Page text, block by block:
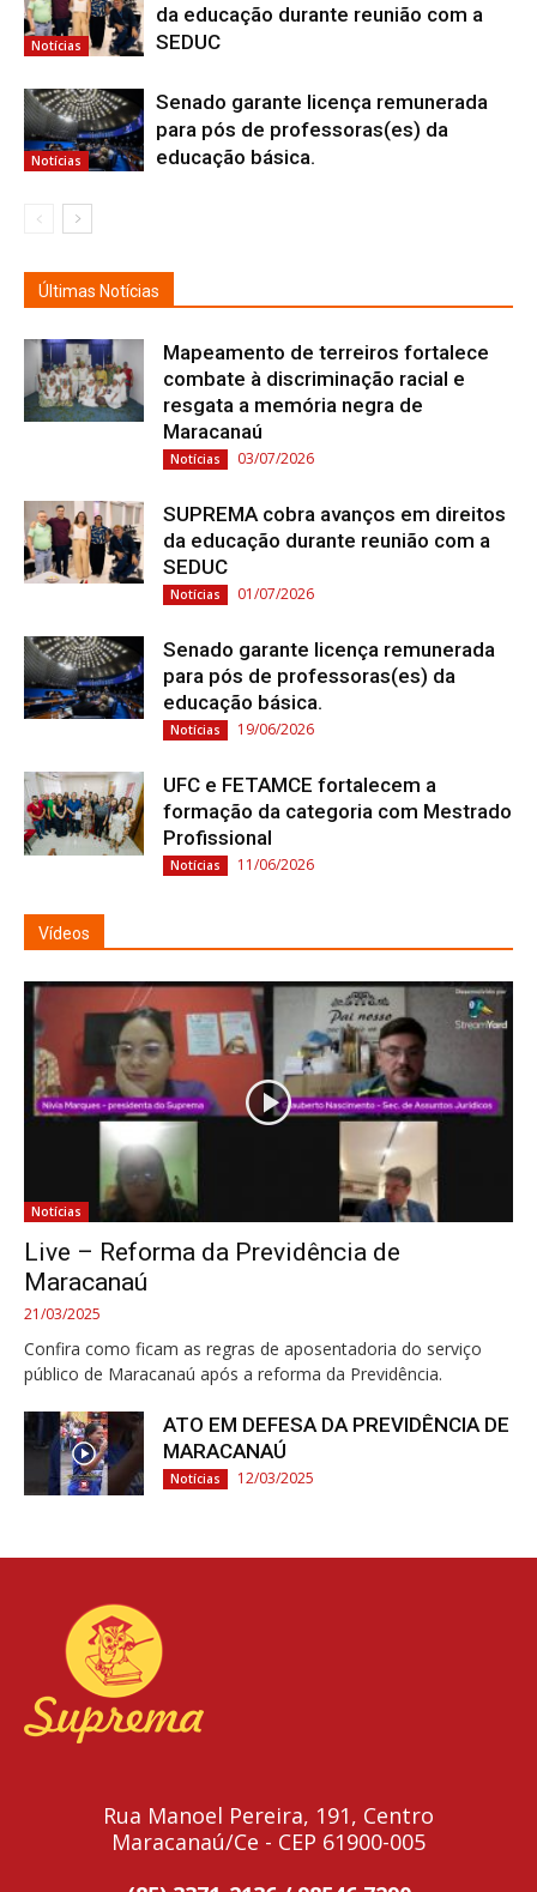
Notícias
da educação durante reunião com a
SEDUC
Notícias
Senado garante licença remunerada
para pós de professoras(es) da
educação básica.
Últimas Notícias
Mapeamento de terreiros fortalece
combate à discriminação racial e
resgata a memória negra de
Maracanaú
Notícias 03/07/2026
SUPREMA cobra avanços em direitos
da educação durante reunião com a
SEDUC
Notícias 01/07/2026
Senado garante licença remunerada
para pós de professoras(es) da
educação básica.
Notícias 19/06/2026
UFC e FETAMCE fortalecem a
formação da categoria com Mestrado
Profissional
Notícias 11/06/2026
Vídeos
Notícias
Live – Reforma da Previdência de
Maracanaú
21/03/2025
Confira como ficam as regras de aposentadoria do serviço
público de Maracanaú após a reforma da Previdência.
ATO EM DEFESA DA PREVIDÊNCIA DE
MARACANAÚ
Notícias 12/03/2025
Rua Manoel Pereira, 191, Centro
Maracanaú/Ce - CEP 61900-005